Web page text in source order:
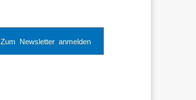
Zum Newsletter anmelden